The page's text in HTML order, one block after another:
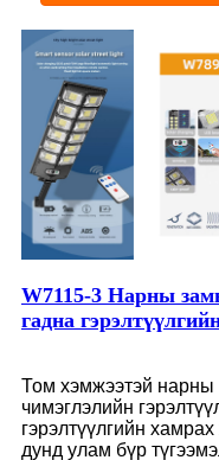
W7115-3 Нарны
гадна
Том хэмжээтэй нарны
чимэглэлийн
гэрэлтүүлгийн хамрах
дунд улам бүр